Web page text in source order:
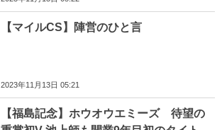
【マイルCS】陣営のひと言
2023年11月13日 05:21
【福島記念】ホウオウエミーズ 待望の